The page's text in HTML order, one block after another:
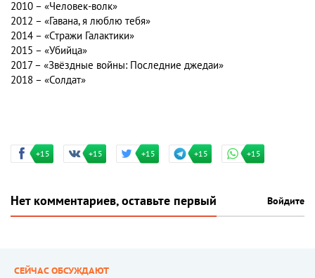
2010 – «Человек-волк»
2012 – «Гавана, я люблю тебя»
2014 – «Стражи Галактики»
2015 – «Убийца»
2017 – «Звёздные войны: Последние джедаи»
2018 – «Солдат»
+15 +15 +15 +15 +15
Нет комментариев, оставьте первый Войдите
СЕЙЧАС ОБСУЖДАЮТ